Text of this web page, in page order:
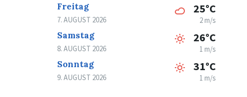
Freitag
7. AUGUST 2026
25°C
2 m/s
Samstag
8. AUGUST 2026
26°C
1 m/s
Sonntag
9. AUGUST 2026
31°C
1 m/s